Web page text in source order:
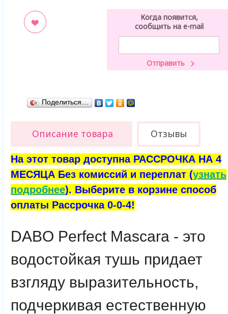
Когда появится,
сообщить на e-mail
Поделиться…
Описание товара Отзывы
На этот товар доступна РАССРОЧКА НА 4
МЕСЯЦА Без комиссий и переплат (узнать
подробнее). Выберите в корзине способ
оплаты Рассрочка 0-0-4!
DABO Perfect Mascara - это
водостойкая тушь придает
взгляду выразительность,
подчеркивая естественную